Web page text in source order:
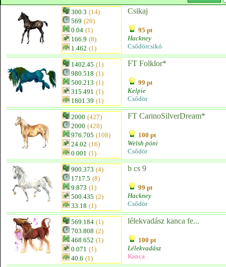
300.3 (14)
569 (26)
0.04 (1)
166.9 (8)
1.462 (1)
Csikaj
95 pt
Hackney
Csődörcsikó
1402.45 (1)
980.518 (1)
500.213 (1)
315.491 (1)
1801.39 (1)
FT Folklor*
99 pt
Kelpie
Csődör
2000 (427)
2000 (428)
976.705 (108)
24.02 (16)
0.001 (1)
FT CarinoSilverDream*
100 pt
Welsh póni
Csődör
900.373 (4)
1717.5 (8)
9.873 (1)
500.435 (2)
33.18 (1)
b cs 9
99 pt
Hackney
Csődör
569.184 (1)
703.808 (2)
468.652 (1)
0.071 (1)
40.6 (1)
lélekvadász kanca fe...
100 pt
Lélekvadász
Kanca